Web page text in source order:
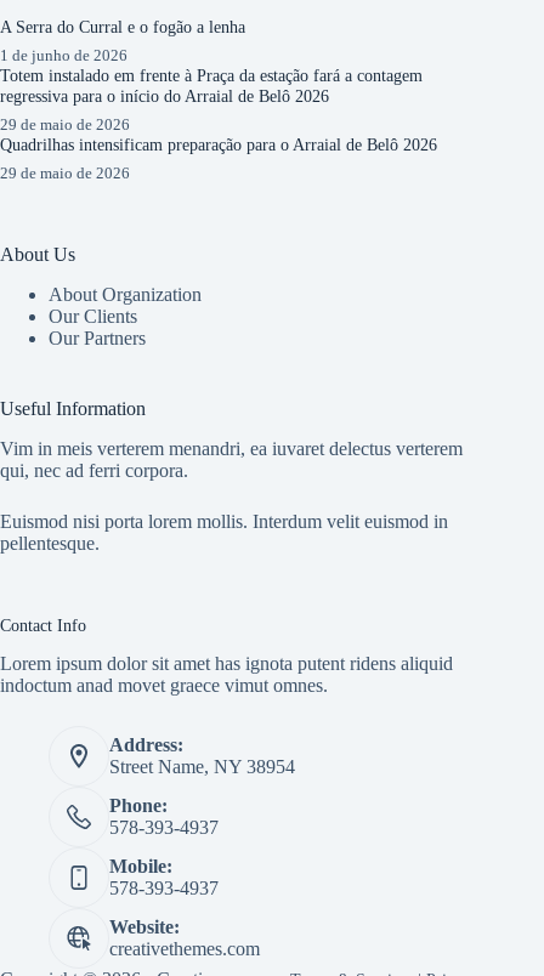
A Serra do Curral e o fogão a lenha
1 de junho de 2026
Totem instalado em frente à Praça da estação fará a contagem
regressiva para o início do Arraial de Belô 2026
29 de maio de 2026
Quadrilhas intensificam preparação para o Arraial de Belô 2026
29 de maio de 2026
About Us
About Organization
Our Clients
Our Partners
Useful Information
Vim in meis verterem menandri, ea iuvaret delectus verterem
qui, nec ad ferri corpora.
Euismod nisi porta lorem mollis. Interdum velit euismod in
pellentesque.
Contact Info
Lorem ipsum dolor sit amet has ignota putent ridens aliquid
indoctum anad movet graece vimut omnes.
Address:
Street Name, NY 38954
Phone:
578-393-4937
Mobile:
578-393-4937
Website:
creativethemes.com